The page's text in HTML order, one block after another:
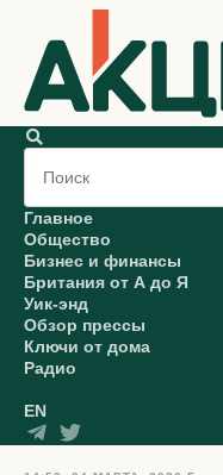
Главное
Общество
Бизнес и финансы
Британия от А до Я
Уик-энд
Обзор прессы
Ключи от дома
Радио
EN